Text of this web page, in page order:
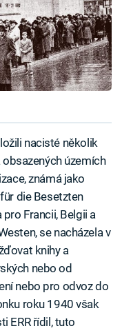
nacisté několik
územích
známá jako
die Besetzten
Francii, Belgii a
se nacházela v
knihy a
nebo od
nebo pro odvoz do
roku 1940 však
ERR řídil, tuto